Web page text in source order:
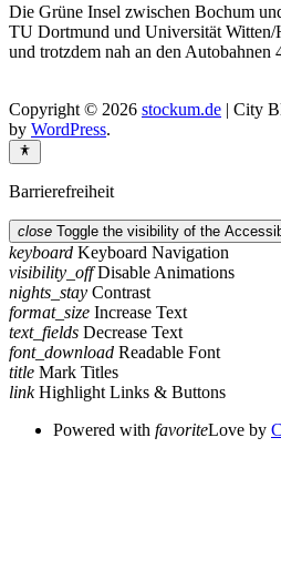
Die Grüne Insel zwischen Bochum
TU Dortmund und Universität Witten/
und trotzdem nah an den Autobahnen
Copyright © 2026 stockum.de | City
by WordPress.
Barrierefreiheit
close Toggle the visibility of the
keyboard Keyboard Navigation
visibility_off Disable Animations
nights_stay Contrast
format_size Increase Text
text_fields Decrease Text
font_download Readable Font
title Mark Titles
link Highlight Links & Buttons
Powered with favoriteLove by